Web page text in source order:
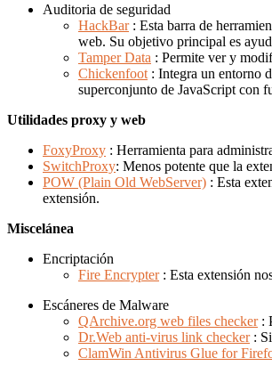
Auditoria de seguridad
HackBar: Esta barra de
web. Su objetivo principal es
Tamper Data : Permite ver y
Chickenfoot : Integra un entorno
superconjunto de JavaScript con
Utilidades proxy y web
FoxyProxy : Herramienta para
SwitchProxy: Menos potente que la
POW (Plain Old WebServer) : Esta
extensión.
Miscelánea
Encriptación
Fire Encrypter: Esta extensión
Escáneres de Malware
QArchive.org web files checker:
Dr.Web anti-virus link checker:
ClamWin Antivirus Glue for